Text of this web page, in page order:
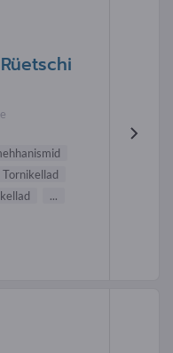
Tornikellad
...